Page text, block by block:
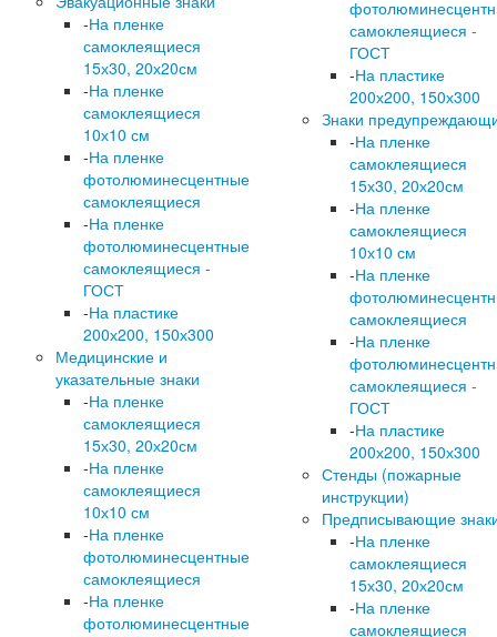
-На пленке
самоклеящиеся
15х30, 20х20см
-На пленке
самоклеящиеся
10х10 см
-На пленке
фотолюминесцентные
самоклеящиеся
-На пленке
фотолюминесцентные
самоклеящиеся -
ГОСТ
-На пластике
200х200, 150х300
Медицинские и
указательные знаки
-На пленке
самоклеящиеся
15х30, 20х20см
-На пленке
самоклеящиеся
10х10 см
-На пленке
фотолюминесцентные
самоклеящиеся
-На пленке
фотолюминесцентные
самоклеящиеся -
ГОСТ
-На пластике
200х200, 150х300
Знаки
-На пленке
самоклеящиеся
15х30, 20х20см
-На пленке
самоклеящиеся
10х10 см
-На пленке
самоклеящиеся
-На пленке
самоклеящиеся -
ГОСТ
-На пластике
200х200, 150х300
Стенды (пожарные
инструкции)
Предписывающие
-На пленке
самоклеящиеся
15х30, 20х20см
-На пленке
самоклеящиеся